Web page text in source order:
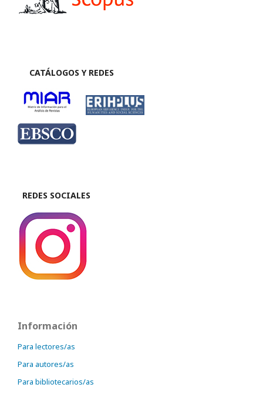
CATÁLOGOS Y REDES
REDES SOCIALES
Información
Para lectores/as
Para autores/as
Para bibliotecarios/as